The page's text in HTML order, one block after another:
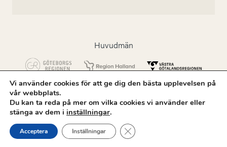
Huvudmän
Vi använder cookies för att ge dig den bästa upplevelsen på
vår webbplats.
Du kan ta reda på mer om vilka cookies vi använder eller
stänga av dem i inställningar.
Acceptera Inställningar Close GDPR Cookie Banner